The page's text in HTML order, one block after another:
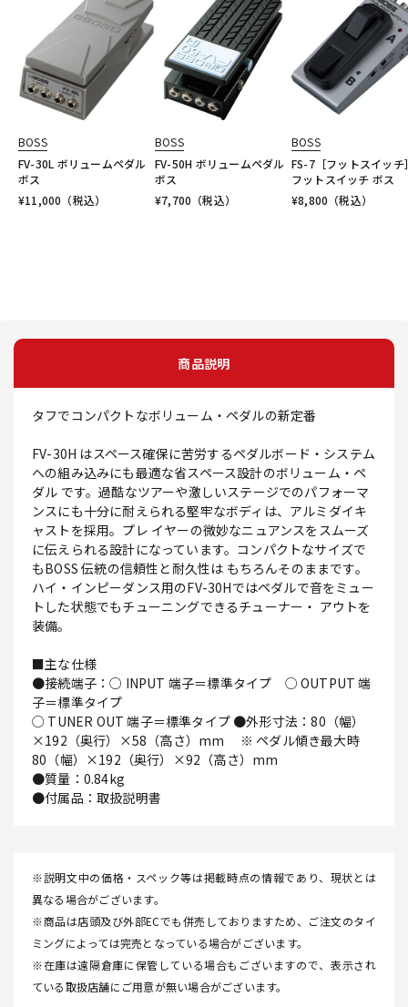
BOSS
FV-30L ボリュームペダル
ボス
¥11,000 （税込）
BOSS
FV-50H ボリュームペダル
ボス
¥7,700 （税込）
BOSS
FS-7［フットスイッチ
フットスイッチ ボス
¥8,800 （税込）
商品説明
タフでコンパクトなボリューム・ペダルの新定番
FV-30H はスペース確保に苦労するペダルボード・システム
への組み込みにも最適な省スペース設計のボリューム・ペ
ダル です。過酷なツアーや激しいステージでのパフォーマ
ンスにも十分に耐えられる堅牢なボディは、アルミダイキ
ャストを採用。プレ イヤーの微妙なニュアンスをスムーズ
に伝えられる設計になっています。コンパクトなサイズで
もBOSS 伝統の信頼性と耐久性は もちろんそのままです。
ハイ・インピーダンス用のFV-30Hではペダルで音をミュー
トした状態でもチューニングできるチューナー・ アウトを
装備。
■主な仕様
●接続端子：○ INPUT 端子＝標準タイプ ○ OUTPUT 端
子＝標準タイプ
○ TUNER OUT 端子＝標準タイプ ●外形寸法：80（幅）
×192（奥行）×58（高さ）mm ※ ペダル傾き最大時
80（幅）×192（奥行）×92（高さ）mm
●質量：0.84kg
●付属品：取扱説明書
※説明文中の価格・スペック等は掲載時点の情報であり、現状とは
異なる場合がございます。
※商品は店頭及び外部ECでも併売しておりますため、ご注文のタイ
ミングによっては完売となっている場合がございます。
※在庫は遠隔倉庫に保管している場合もございますので、表示され
ている取扱店舗にご用意が無い場合がございます。